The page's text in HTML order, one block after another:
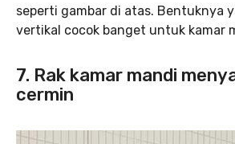
seperti gambar di atas. Bentuknya
vertikal cocok banget untuk kamar
7. Rak kamar mandi
cermin